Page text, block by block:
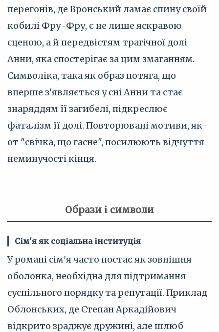
перегонів, де Вронський ламає спину своїй
кобилі Фру-Фру, є не лише яскравою
сценою, а й передвістям трагічної долі
Анни, яка спостерігає за цим змаганням.
Символіка, така як образ потяга, що
вперше з'являється у сні Анни та стає
знаряддям її загибелі, підкреслює
фаталізм її долі. Повторювані мотиви, як-
от "свічка, що гасне", посилюють відчуття
неминучості кінця.
Образи і символи
Сім'я як соціальна інституція
У романі сім'я часто постає як зовнішня
оболонка, необхідна для підтримання
суспільного порядку та репутації. Приклад
Облонських, де Степан Аркадійович
відкрито зраджує дружині, але шлюб